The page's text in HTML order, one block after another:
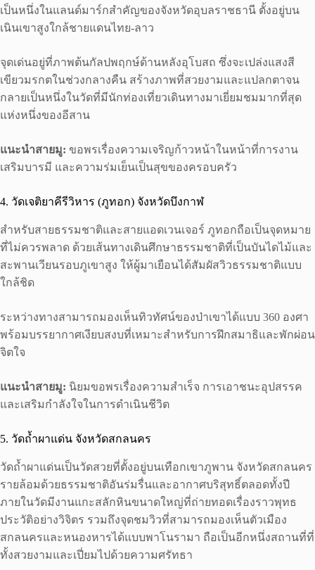
เป็นหนึ่งในแลนด์มาร์กสำคัญของจังหวัดอุบลราชธานี ตั้งอยู่บน
เนินเขาสูงใกล้ชายแดนไทย-ลาว
จุดเด่นอยู่ที่ภาพต้นกัลปพฤกษ์ด้านหลังอุโบสถ ซึ่งจะเปล่งแสงสี
เขียวมรกตในช่วงกลางคืน สร้างภาพที่สวยงามและแปลกตาจน
กลายเป็นหนึ่งในวัดที่มีนักท่องเที่ยวเดินทางมาเยี่ยมชมมากที่สุด
แห่งหนึ่งของอีสาน
แนะนำสายมู: ขอพรเรื่องความเจริญก้าวหน้าในหน้าที่การงาน
เสริมบารมี และความร่มเย็นเป็นสุขของครอบครัว
4. วัดเจติยาคีรีวิหาร (ภูทอก) จังหวัดบึงกาฬ
สำหรับสายธรรมชาติและสายแอดเวนเจอร์ ภูทอกถือเป็นจุดหมาย
ที่ไม่ควรพลาด ด้วยเส้นทางเดินศึกษาธรรมชาติที่เป็นบันไดไม้และ
สะพานเวียนรอบภูเขาสูง ให้ผู้มาเยือนได้สัมผัสวิวธรรมชาติแบบ
ใกล้ชิด
ระหว่างทางสามารถมองเห็นทิวทัศน์ของป่าเขาได้แบบ 360 องศา
พร้อมบรรยากาศเงียบสงบที่เหมาะสำหรับการฝึกสมาธิและพักผ่อน
จิตใจ
แนะนำสายมู: นิยมขอพรเรื่องความสำเร็จ การเอาชนะอุปสรรค
และเสริมกำลังใจในการดำเนินชีวิต
5. วัดถ้ำผาแด่น จังหวัดสกลนคร
วัดถ้ำผาแด่นเป็นวัดสวยที่ตั้งอยู่บนเทือกเขาภูพาน จังหวัดสกลนคร
รายล้อมด้วยธรรมชาติอันร่มรื่นและอากาศบริสุทธิ์ตลอดทั้งปี
ภายในวัดมีงานแกะสลักหินขนาดใหญ่ที่ถ่ายทอดเรื่องราวพุทธ
ประวัติอย่างวิจิตร รวมถึงจุดชมวิวที่สามารถมองเห็นตัวเมือง
สกลนครและหนองหารได้แบบพาโนรามา ถือเป็นอีกหนึ่งสถานที่ที่
ทั้งสวยงามและเปี่ยมไปด้วยความศรัทธา